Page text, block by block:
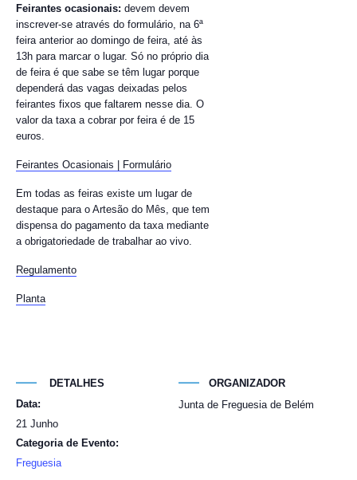
Feirantes ocasionais: devem devem
inscrever-se através do formulário, na 6ª
feira anterior ao domingo de feira, até às
13h para marcar o lugar. Só no próprio dia
de feira é que sabe se têm lugar porque
dependerá das vagas deixadas pelos
feirantes fixos que faltarem nesse dia. O
valor da taxa a cobrar por feira é de 15
euros.
Feirantes Ocasionais | Formulário
Em todas as feiras existe um lugar de
destaque para o Artesão do Mês, que tem
dispensa do pagamento da taxa mediante
a obrigatoriedade de trabalhar ao vivo.
Regulamento
Planta
DETALHES
Data:
21 Junho
Categoria de Evento:
Freguesia
ORGANIZADOR
Junta de Freguesia de Belém